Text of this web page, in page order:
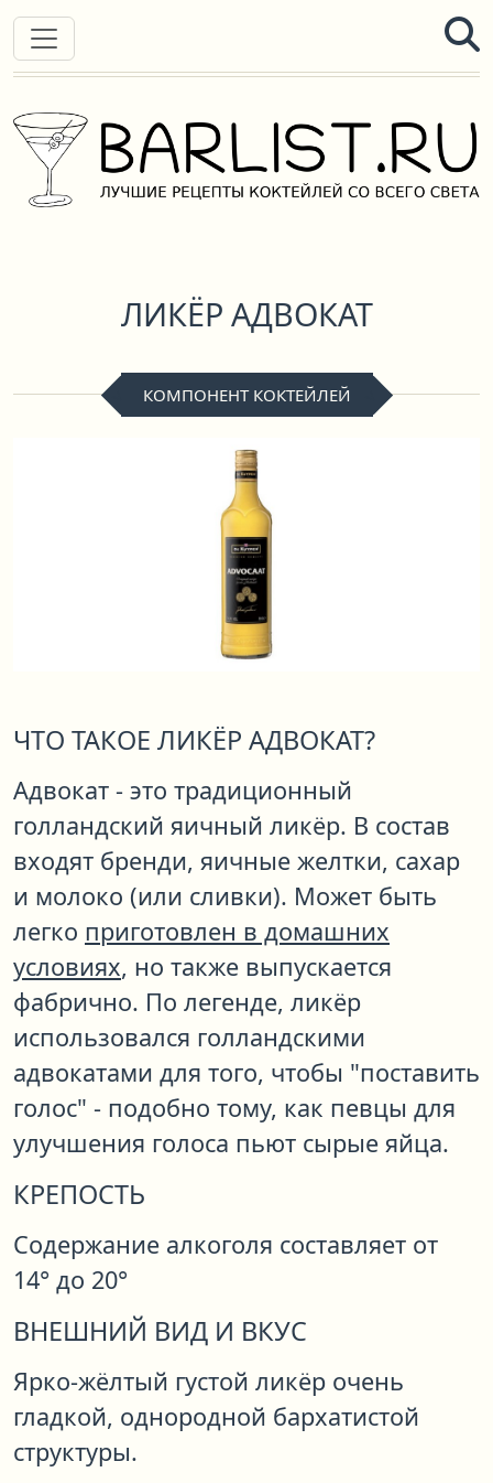
ЛИКЁР АДВОКАТ
КОМПОНЕНТ КОКТЕЙЛЕЙ
ЧТО ТАКОЕ ЛИКЁР АДВОКАТ?
Адвокат - это традиционный
голландский яичный ликёр. В состав
входят бренди, яичные желтки, сахар
и молоко (или сливки). Может быть
легко приготовлен в домашних
условиях, но также выпускается
фабрично. По легенде, ликёр
использовался голландскими
адвокатами для того, чтобы "поставить
голос" - подобно тому, как певцы для
улучшения голоса пьют сырые яйца.
КРЕПОСТЬ
Содержание алкоголя составляет от
14° до 20°
ВНЕШНИЙ ВИД И ВКУС
Ярко-жёлтый густой ликёр очень
гладкой, однородной бархатистой
структуры.